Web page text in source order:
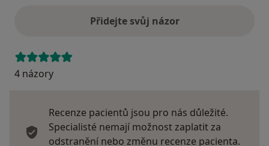
Přidejte svůj názor
4 názory
Recenze pacientů jsou pro nás důležité.
Specialisté nemají možnost zaplatit za
odstranění nebo změnu recenze pacienta.